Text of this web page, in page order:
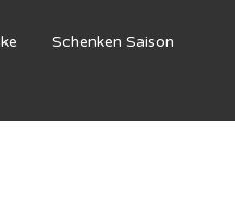
Schenken Saison